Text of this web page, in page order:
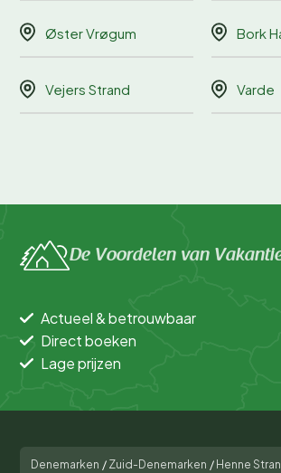
Øster Vrøgum Bork
Vejers Strand Varde
De Voordelen van
Actueel & betrouwbaar
Direct boeken
Lage prijzen
Denemarken / Zuid-Denemarken / Henne